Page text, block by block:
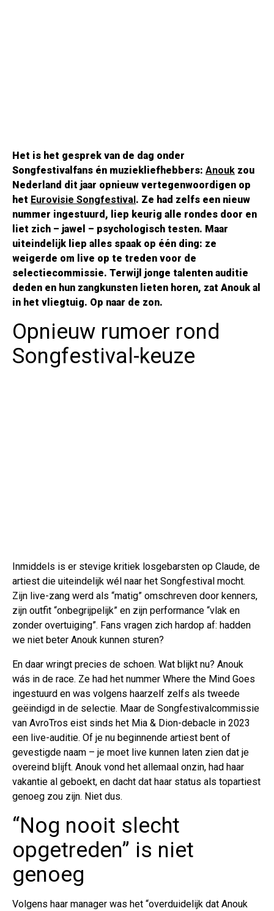
Het is het gesprek van de dag onder
Songfestivalfans én muziekliefhebbers: Anouk zou
Nederland dit jaar opnieuw vertegenwoordigen op
het Eurovisie Songfestival. Ze had zelfs een nieuw
nummer ingestuurd, liep keurig alle rondes door en
liet zich – jawel – psychologisch testen. Maar
uiteindelijk liep alles spaak op één ding: ze
weigerde om live op te treden voor de
selectiecommissie. Terwijl jonge talenten auditie
deden en hun zangkunsten lieten horen, zat Anouk al
in het vliegtuig. Op naar de zon.
Opnieuw rumoer rond
Songfestival-keuze
Inmiddels is er stevige kritiek losgebarsten op Claude, de
artiest die uiteindelijk wél naar het Songfestival mocht.
Zijn live-zang werd als “matig” omschreven door kenners,
zijn outfit “onbegrijpelijk” en zijn performance “vlak en
zonder overtuiging”. Fans vragen zich hardop af: hadden
we niet beter Anouk kunnen sturen?
En daar wringt precies de schoen. Wat blijkt nu? Anouk
wás in de race. Ze had het nummer Where the Mind Goes
ingestuurd en was volgens haarzelf zelfs als tweede
geëindigd in de selectie. Maar de Songfestivalcommissie
van AvroTros eist sinds het Mia & Dion-debacle in 2023
een live-auditie. Of je nu beginnende artiest bent of
gevestigde naam – je moet live kunnen laten zien dat je
overeind blijft. Anouk vond het allemaal onzin, had haar
vakantie al geboekt, en dacht dat haar status als topartiest
genoeg zou zijn. Niet dus.
“Nog nooit slecht
opgetreden” is niet
genoeg
Volgens haar manager was het “overduidelijk dat Anouk